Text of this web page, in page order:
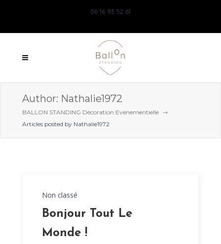
06 16 93 52 61
Author: Nathalie1972
BALLON STANDING Décoration Evenementielle
Articles posted by Nathalie1972
Non classé
Bonjour Tout Le
Monde !